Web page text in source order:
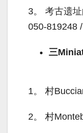
3。
考古遗
050-819248
三
1。 村
2。 村